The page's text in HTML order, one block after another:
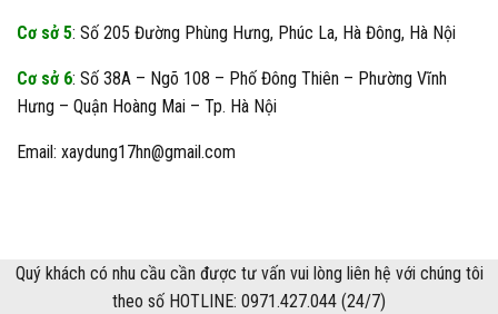
Cơ sở 5: Số 205 Đường Phùng Hưng, Phúc La, Hà Đông, Hà Nội
Cơ sở 6: Số 38A – Ngõ 108 – Phố Đông Thiên – Phường Vĩnh
Hưng – Quận Hoàng Mai – Tp. Hà Nội
Email: xaydung17hn@gmail.com
Quý khách có nhu cầu cần được tư vấn vui lòng liên hệ với chúng tôi
theo số HOTLINE: 0971.427.044 (24/7)